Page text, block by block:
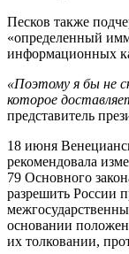
Песков также
«определенный
информационных
«Поэтому я бы не
которое
представитель
18 июня
рекомендовала
79 Основного
разрешить России
основании
их толковании,